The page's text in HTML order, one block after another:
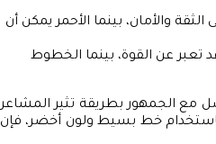
والأمان، بينما الأحمر يمكن أن
عن القوة، بينما الخطوط
مع الجمهور بطريقة تثير المشاعر
باستخدام خط بسيط ولون أخضر، فإن